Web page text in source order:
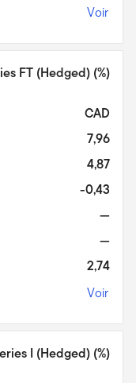
Voir
FT (Hedged) (%)
CAD
7,96
4,87
-0,43
—
—
2,74
Voir
I (Hedged) (%)